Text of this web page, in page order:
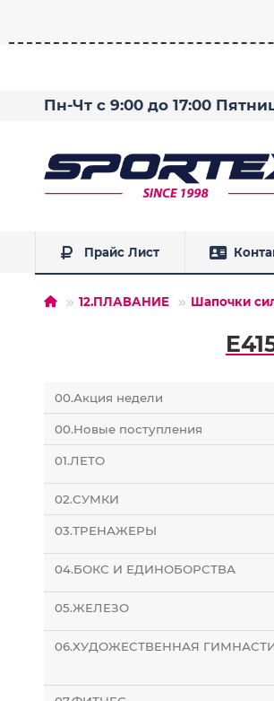
Пн-Чт с 9:00 до 17:00
Прайс Лист
12.ПЛАВАНИЕ Шапочки
00.Акция недели
00.Новые поступления
01.ЛЕТО
02.СУМКИ
03.ТРЕНАЖЕРЫ
04.БОКС И ЕДИНОБОРСТВА
05.ЖЕЛЕЗО
06.ХУДОЖЕСТВЕННАЯ